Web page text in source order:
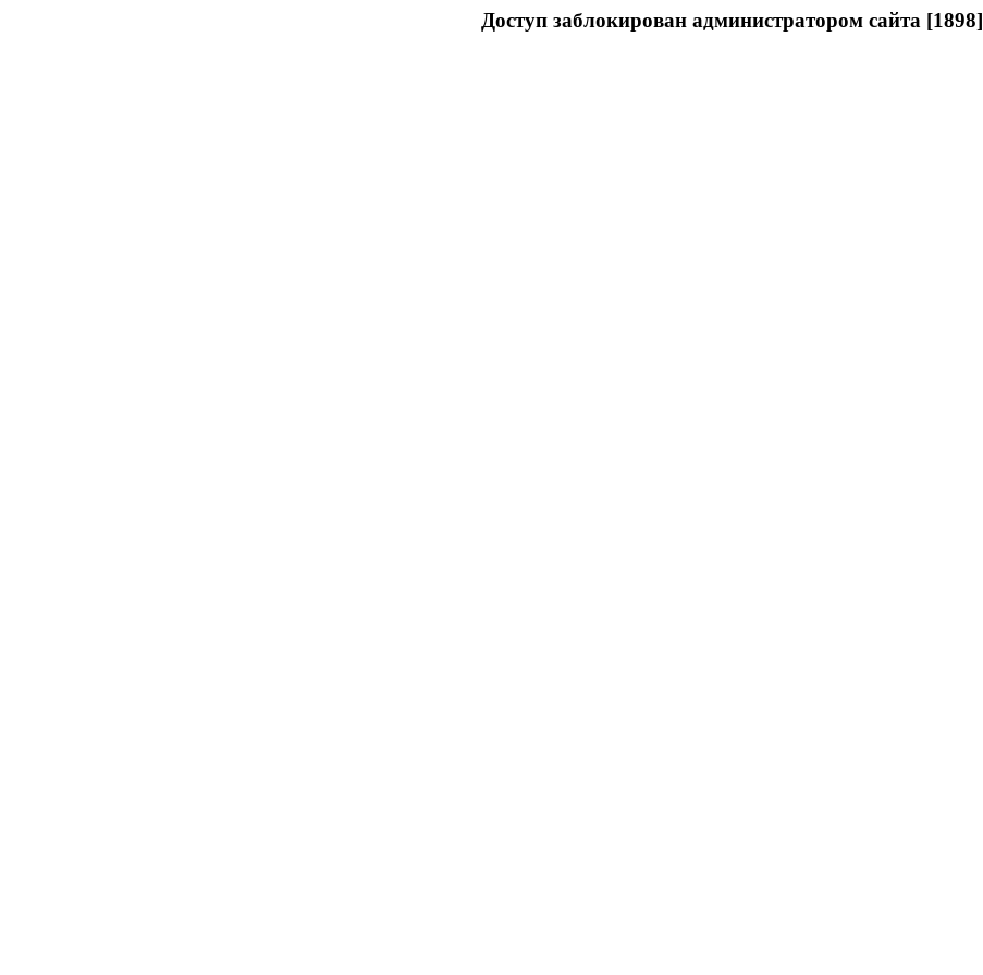
Доступ заблокирован администратором сайта [1898]